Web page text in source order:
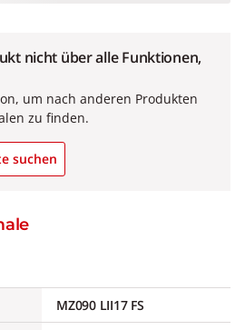
nicht über alle Funktionen,
um nach anderen Produkten
zu finden.
suchen
MZ090 LII17 FS